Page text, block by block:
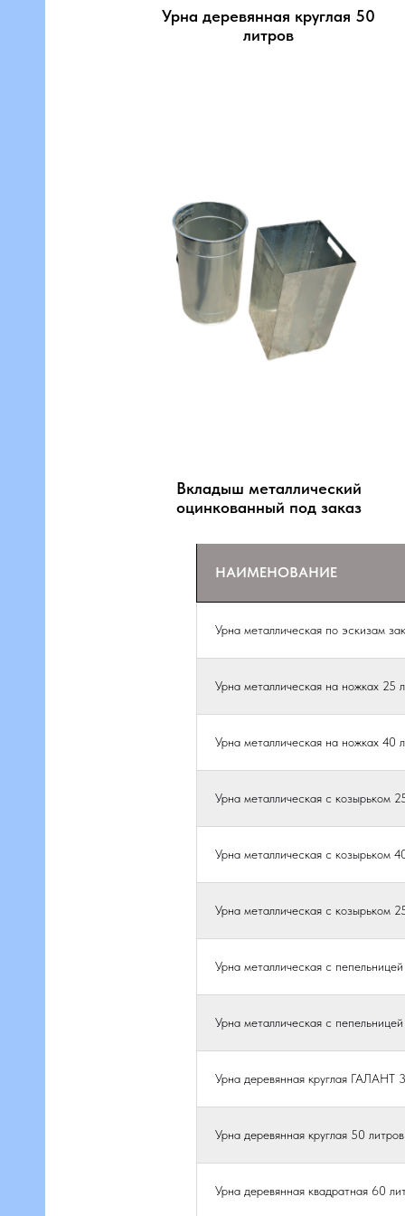
Урна деревянная круглая 50
литров
Вкладыш металлический
оцинкованный под заказ
НАИМЕНОВАНИЕ
Урна металлическая по эскизам
Урна металлическая на ножках 25
Урна металлическая на ножках 40
Урна металлическая с козырьком
Урна металлическая с козырьком
Урна металлическая с
Урна металлическая с
Урна металлическая с
Урна деревянная круглая ГАЛАНТ
Урна деревянная круглая 50 литров
Урна деревянная квадратная 60